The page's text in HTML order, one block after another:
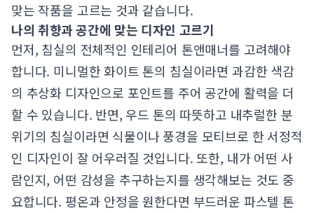
맞는 작품을 고르는 것과 같습니다.
나의 취향과 공간에 맞는 디자인 고르기
먼저, 침실의 전체적인 인테리어 톤앤매너를 고려해야
합니다. 미니멀한 화이트 톤의 침실이라면 과감한 색감
의 추상화 디자인으로 포인트를 주어 공간에 활력을 더
할 수 있습니다. 반면, 우드 톤의 따뜻하고 내추럴한 분
위기의 침실이라면 식물이나 풍경을 모티브로 한 서정적
인 디자인이 잘 어우러질 것입니다. 또한, 내가 어떤 사
람인지, 어떤 감성을 추구하는지를 생각해보는 것도 중
요합니다. 평온과 안정을 원한다면 부드러운 파스텔 톤